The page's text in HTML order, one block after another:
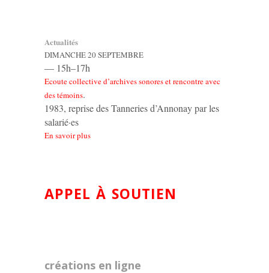
Actualités
DIMANCHE 20 SEPTEMBRE
— 15h–17h
Ecoute collective d’archives sonores et rencontre avec
des témoins.
1983, reprise des Tanneries d’Annonay par les
salarié·es
En savoir plus
APPEL À SOUTIEN
créations en ligne